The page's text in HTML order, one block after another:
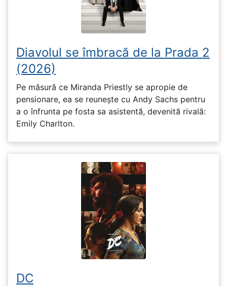
Diavolul se îmbracă de la Prada 2
(2026)
Pe măsură ce Miranda Priestly se apropie de
pensionare, ea se reunește cu Andy Sachs pentru
a o înfrunta pe fosta sa asistentă, devenită rivală:
Emily Charlton.
DC